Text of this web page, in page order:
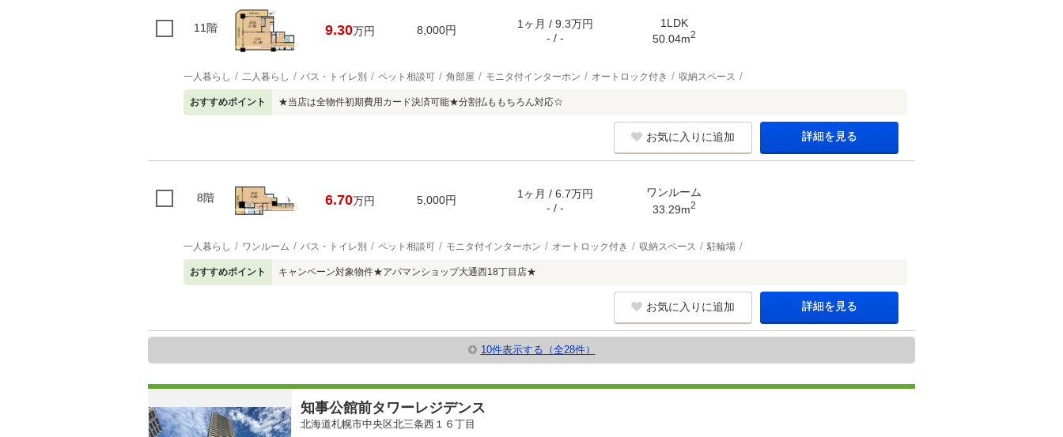
11階 9.30万円 8,000円
1ヶ月 / 9.3万円
- / -
1LDK
50.04m2
一人暮らし 二人暮らし バス・トイレ別 ペット相談可 角部屋 モニタ付インターホン オートロック付き 収納スペース
おすすめポイント ★当店は全物件初期費用カード決済可能★分割払ももちろん対応☆
お気に入りに追加 詳細を見る
8階 6.70万円 5,000円
1ヶ月 / 6.7万円
- / -
ワンルーム
33.29m2
一人暮らし ワンルーム バス・トイレ別 ペット相談可 モニタ付インターホン オートロック付き 収納スペース 駐輪場
おすすめポイント キャンペーン対象物件★アパマンショップ大通西18丁目店★
お気に入りに追加 詳細を見る
10件表示する（全28件）
知事公館前タワーレジデンス
北海道札幌市中央区北三条西１６丁目